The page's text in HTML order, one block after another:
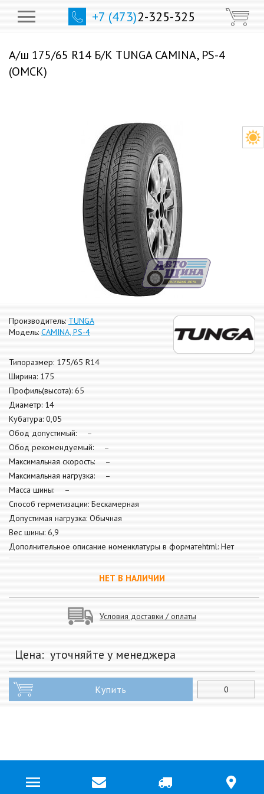
+7 (473)2-325-325
А/ш 175/65 R14 Б/К TUNGA CAMINA, PS-4
(ОМСК)
Производитель: TUNGA
Модель: CAMINA, PS-4
Типоразмер: 175/65 R14
Ширина: 175
Профиль(высота): 65
Диаметр: 14
Кубатура: 0,05
Обод допустимый: –
Обод рекомендуемый: –
Максимальная скорость: –
Максимальная нагрузка: –
Масса шины: –
Способ герметизации: Бескамерная
Допустимая нагрузка: Обычная
Вес шины: 6,9
Дополнительное описание номенклатуры в форматеhtml: Нет
НЕТ В НАЛИЧИИ
Условия доставки / оплаты
Цена: уточняйте у менеджера
Купить